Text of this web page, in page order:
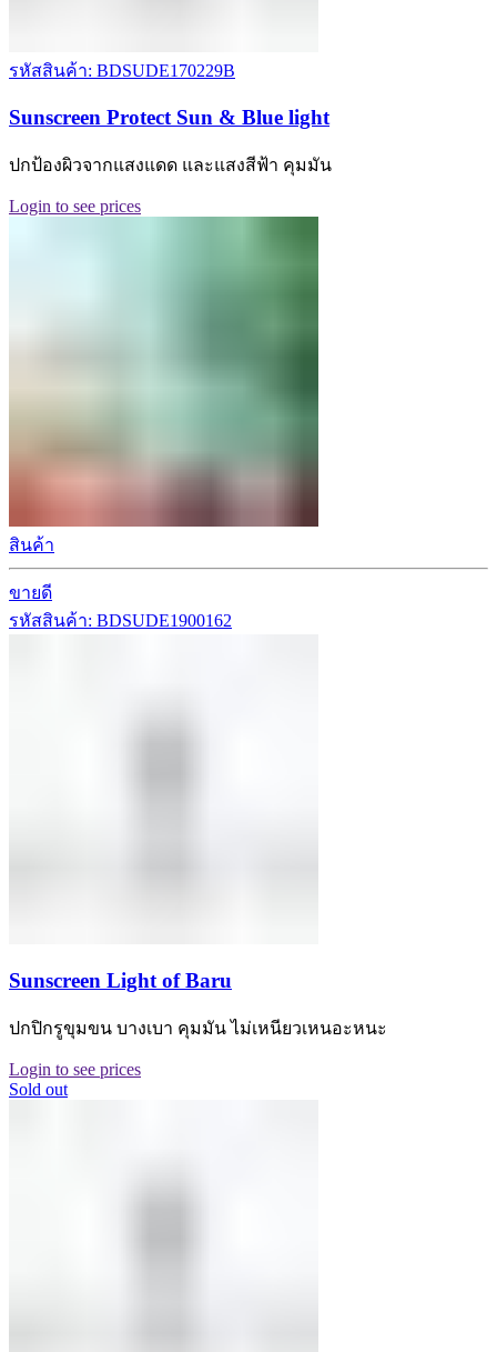
รหัสสินค้า: BDSUDE170229B
Sunscreen Protect Sun & Blue light
ปกป้องผิวจากแสงแดด และแสงสีฟ้า คุมมัน
Login to see prices
สินค้า
ขายดี
รหัสสินค้า: BDSUDE1900162
Sunscreen Light of Baru
ปกปิกรูขุมขน บางเบา คุมมัน ไม่เหนียวเหนอะหนะ
Login to see prices
Sold out